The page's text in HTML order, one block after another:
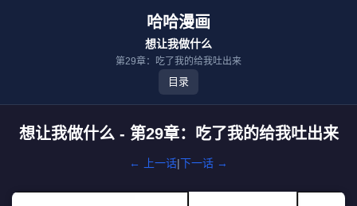
哈哈漫画
想让我做什么
第29章：吃了我的给我吐出来
目录
想让我做什么 - 第29章：吃了我的给我吐出来
← 上一话|下一话 →